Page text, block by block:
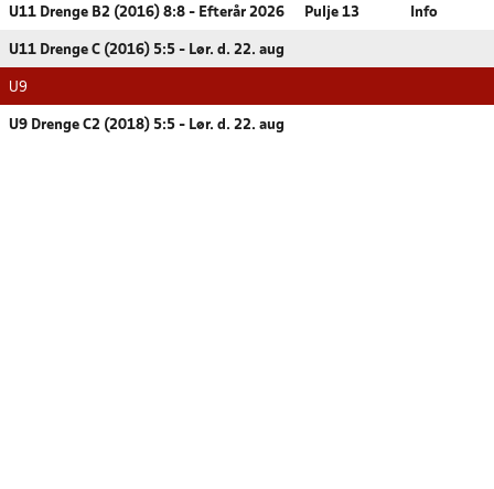
U11 Drenge B2 (2016) 8:8 - Efterår 2026 Pulje 13 Info
U11 Drenge C (2016) 5:5 - Lør. d. 22. aug
U9
U9 Drenge C2 (2018) 5:5 - Lør. d. 22. aug